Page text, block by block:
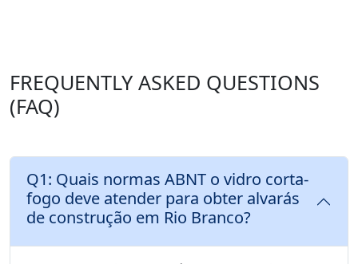
FREQUENTLY ASKED QUESTIONS
(FAQ)
Q1: Quais normas ABNT o vidro corta-
fogo deve atender para obter alvarás
de construção em Rio Branco?